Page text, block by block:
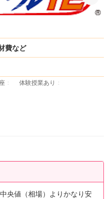
費など
体験授業あり
央値（相場）よりかなり安